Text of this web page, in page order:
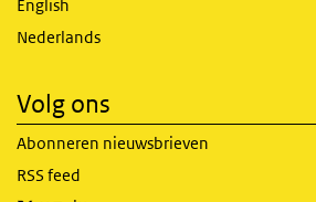
English
Nederlands
Volg ons
Abonneren nieuwsbrieven
RSS feed